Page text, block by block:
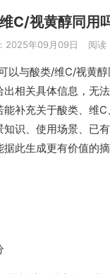
C/视黄醇同用
2025年09月09日 阅读
以与酸类/维C/视黄醇
出相关具体信息，无
能补充关于酸类、维
知识、使用场景、已
此生成更有价值的摘